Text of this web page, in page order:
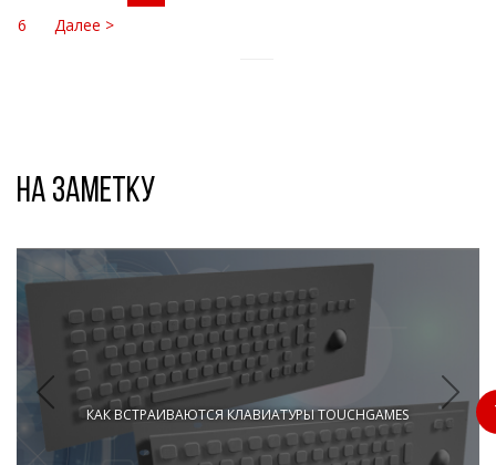
6
Далее >
На заметку
КАК ВСТРАИВАЮТСЯ КЛАВИАТУРЫ TOUCHGAMES